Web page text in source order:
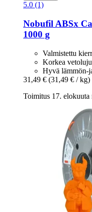
5.0 (1)
Nobufil ABSx
1000 g
Valmistettu
Korkea
Hyvä lämmön-
31,49 € (31,49 € / kg)
Toimitus 17. elokuuta